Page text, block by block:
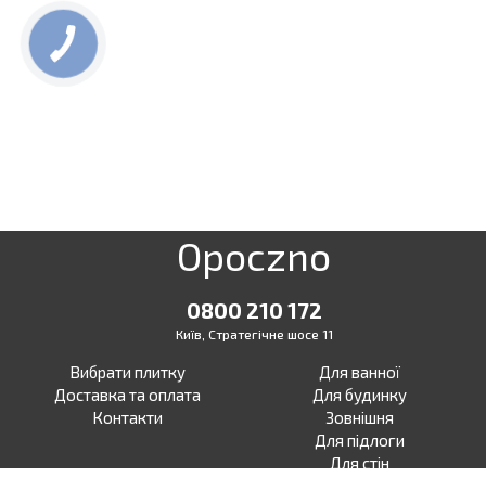
Opoczno
0800 210 172
Київ, Стратегічне шосе 11
Вибрати плитку
Доставка та оплата
Контакти
Для ванної
Для будинку
Зовнішня
Для підлоги
Для стін
КНОПКА
ЗВ'ЯЗКУ